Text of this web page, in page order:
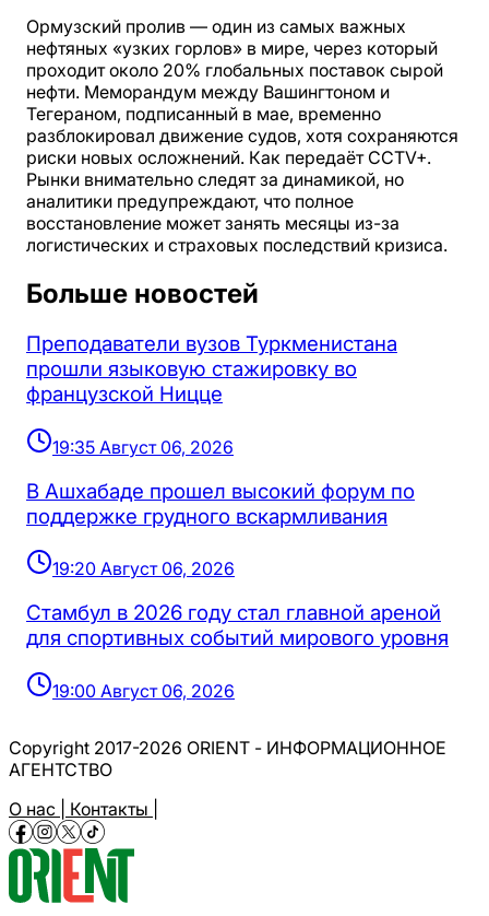
Ормузский пролив — один из самых важных
нефтяных «узких горлов» в мире, через который
проходит около 20% глобальных поставок сырой
нефти. Меморандум между Вашингтоном и
Тегераном, подписанный в мае, временно
разблокировал движение судов, хотя сохраняются
риски новых осложнений. Как передаёт CCTV+.
Рынки внимательно следят за динамикой, но
аналитики предупреждают, что полное
восстановление может занять месяцы из-за
логистических и страховых последствий кризиса.
Больше новостей
Преподаватели вузов Туркменистана
прошли языковую стажировку во
французской Ницце
19:35 Август 06, 2026
В Ашхабаде прошел высокий форум по
поддержке грудного вскармливания
19:20 Август 06, 2026
Стамбул в 2026 году стал главной ареной
для спортивных событий мирового уровня
19:00 Август 06, 2026
Copyright 2017-2026 ORIENT - ИНФОРМАЦИОННОЕ
АГЕНТСТВО
О нас | Контакты |